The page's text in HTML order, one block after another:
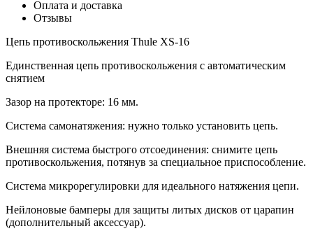
Оплата и доставка
Отзывы
Цепь противоскольжения Thule XS-16
Единственная цепь противоскольжения с ­автоматическим
снятием
Зазор на протекторе: 16 мм.
Система самонатяжения: нужно только установить цепь.
Внешняя система быстрого отсоединения: снимите цепь
противоскольжения, потянув за специальное приспособление.
Система микрорегулировки для идеального натяжения цепи.
Нейлоновые бамперы для защиты литых дисков от царапин
(дополнительный аксессуар).